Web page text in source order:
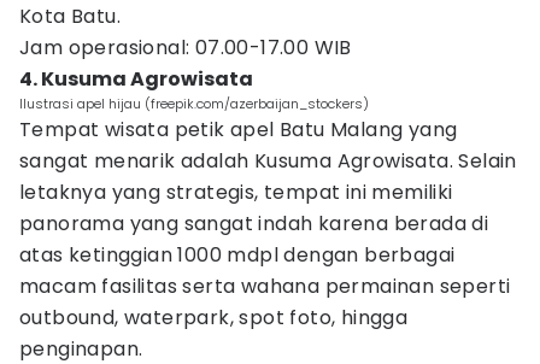
Kota Batu.
Jam operasional: 07.00-17.00 WIB
4. Kusuma Agrowisata
Ilustrasi apel hijau (freepik.com/azerbaijan_stockers)
Tempat wisata petik apel Batu Malang yang
sangat menarik adalah Kusuma Agrowisata. Selain
letaknya yang strategis, tempat ini memiliki
panorama yang sangat indah karena berada di
atas ketinggian 1000 mdpl dengan berbagai
macam fasilitas serta wahana permainan seperti
outbound, waterpark, spot foto, hingga
penginapan.